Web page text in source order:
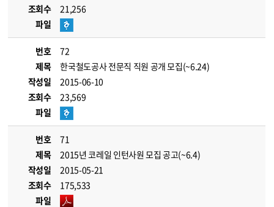
조회수
21,256
파일
번호
72
제목
한국철도공사 전문직 직원 공개 모집(~6.24)
작성일
2015-06-10
조회수
23,569
파일
번호
71
제목
2015년 코레일 인턴사원 모집 공고(~6.4)
작성일
2015-05-21
조회수
175,533
파일